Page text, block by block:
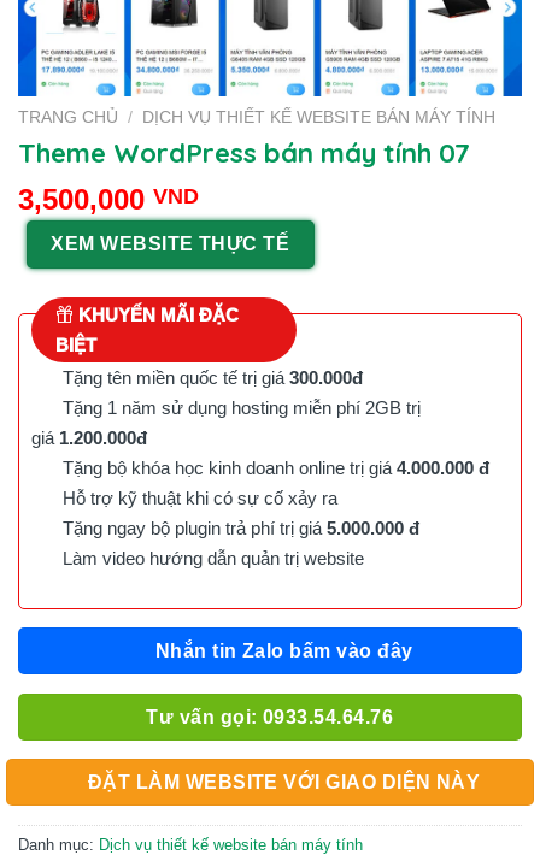
TRANG CHỦ / DỊCH VỤ THIẾT KẾ WEBSITE BÁN MÁY TÍNH
Theme WordPress bán máy tính 07
3,500,000 VND
XEM WEBSITE THỰC TẾ
KHUYẾN MÃI ĐẶC
BIỆT
Tặng tên miền quốc tế trị giá 300.000đ
Tặng 1 năm sử dụng hosting miễn phí 2GB trị
giá 1.200.000đ
Tặng bộ khóa học kinh doanh online trị giá 4.000.000 đ
Hỗ trợ kỹ thuật khi có sự cố xảy ra
Tặng ngay bộ plugin trả phí trị giá 5.000.000 đ
Làm video hướng dẫn quản trị website
Nhắn tin Zalo bấm vào đây
Tư vấn gọi: 0933.54.64.76
ĐẶT LÀM WEBSITE VỚI GIAO DIỆN NÀY
Danh mục: Dịch vụ thiết kế website bán máy tính